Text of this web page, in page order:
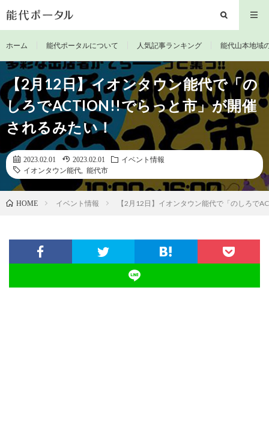
ホーム 能代ポータルについて 人気記事ランキング 能代山本地域
【2月12日】イオンタウン能代で「の
しろでACTION!!でらっと市」が開催
されるみたい！
2023.02.01 2023.02.01
イベント情報
イオンタウン能代
能代市
HOME イベント情報 【2月12日】イオンタウン能代で「のしろで